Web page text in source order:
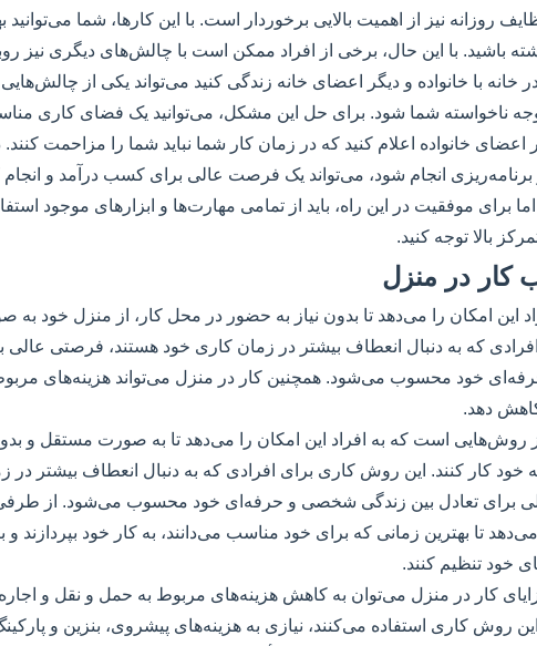
روزانه نیز از اهمیت بالایی برخوردار است. با این کارها، شما می‌توانید
باشید. با این حال، برخی از افراد ممکن است با چالش‌های دیگری نیز
در خانه با خانواده و دیگر اعضای خانه زندگی کنید می‌تواند یکی از
ناخواسته شما شود. برای حل این مشکل، می‌توانید یک فضای کاری
اعضای خانواده اعلام کنید که در زمان کار شما نباید شما را مزاحمت کنند.
انجام شود، می‌تواند یک فرصت عالی برای کسب درآمد و انجام
برای موفقیت در این راه، باید از تمامی مهارت‌ها و ابزارهای موجود
بالا توجه کنید.
کار در منزل
این امکان را می‌دهد تا بدون نیاز به حضور در محل کار، از منزل خود به
افرادی که به دنبال انعطاف بیشتر در زمان کاری خود هستند، فرصتی عالی
خود محسوب می‌شود. همچنین کار در منزل می‌تواند هزینه‌های
دهد.
روش‌هایی است که به افراد این امکان را می‌دهد تا به صورت مستقل و
خود کار کنند. این روش کاری برای افرادی که به دنبال انعطاف بیشتر در
برای تعادل بین زندگی شخصی و حرفه‌ای خود محسوب می‌شود. از
می‌دهد تا بهترین زمانی که برای خود مناسب می‌دانند، به کار خود بپردازند
خود تنظیم کنند.
کار در منزل می‌توان به کاهش هزینه‌های مربوط به حمل و نقل و
روش کاری استفاده می‌کنند، نیازی به هزینه‌های پیشروی، بنزین و